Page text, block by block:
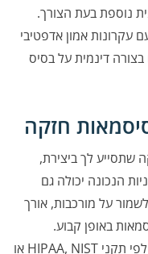
נוספת בעת הצורך.
עקרונות אמון אדפטיבי
דינמית על בסיס
שתסייע לך ביצירת,
הנכונה יכולה גם
על מורכבות, אורך
באופן קבוע.
לדוגמה, תוכל לדבוק במדיניות סיסמאות לפי תקני HIPAA, NIST או